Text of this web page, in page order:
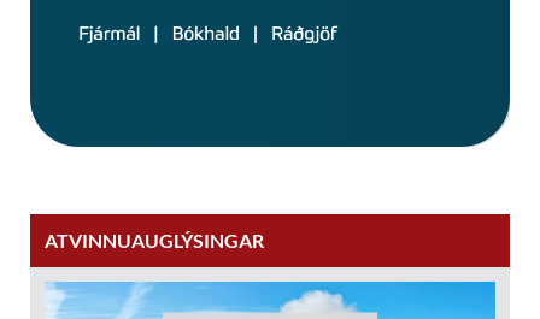
ATVINNUAUGLÝSINGAR